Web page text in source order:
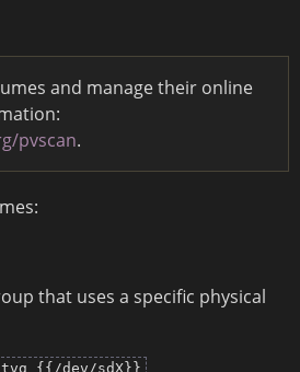
and manage their online
pvscan.
that uses a specific physical
{{/dev/sdX}}